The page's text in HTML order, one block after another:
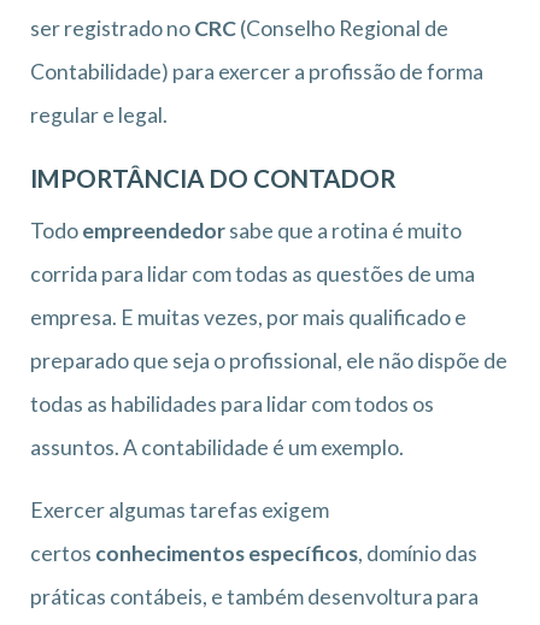
ser registrado noCRC(Conselho Regional de
Contabilidade) para exercer a profissão de forma
regular e legal.
IMPORTÂNCIA DO CONTADOR
Todoempreendedorsabe que a rotina é muito
corrida para lidar com todas as questões de uma
empresa. E muitas vezes, por mais qualificado e
preparado que seja o profissional, ele não dispõe de
todas as habilidades para lidar com todos os
assuntos. A contabilidade é um exemplo.
Exercer algumas tarefas exigem
certos conhecimentos específicos, domínio das
práticas contábeis, e também desenvoltura para